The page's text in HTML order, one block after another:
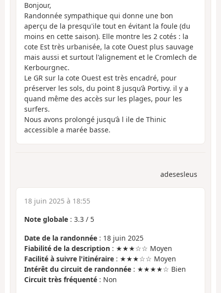
Bonjour,
Randonnée sympathique qui donne une bon
aperçu de la presqu'ile tout en évitant la foule (du
moins en cette saison). Elle montre les 2 cotés : la
cote Est très urbanisée, la cote Ouest plus sauvage
mais aussi et surtout l'alignement et le Cromlech de
Kerbourgnec.
Le GR sur la cote Ouest est très encadré, pour
préserver les sols, du point 8 jusqu’à Portivy. il y a
quand même des accès sur les plages, pour les
surfers.
Nous avons prolongé jusqu’à l ile de Thinic
accessible a marée basse.
adesesleus
18 juin 2025 à 18:55
Note globale : 3.3 / 5
Date de la randonnée : 18 juin 2025
Fiabilité de la description : ★★★☆☆ Moyen
Facilité à suivre l'itinéraire : ★★★☆☆ Moyen
Intérêt du circuit de randonnée : ★★★★☆ Bien
Circuit très fréquenté : Non